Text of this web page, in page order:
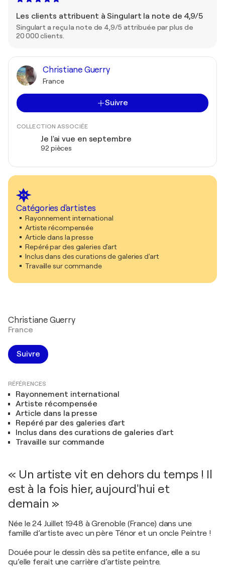
Les clients attribuent à Singulart la note de 4,9/5
Singulart a reçu la note de 4,9/5 attribuée par plus de
20 000 clients.
Christiane Guerry
France
Suivre
COLLECTION ASSOCIÉE
Je l'ai vue en septembre
92 pièces
Catégories d'artistes
Rayonnement international
Artiste récompensée
Article dans la presse
Repéré par des galeries d'art
Inclus dans des curations de galeries d'art
Travaille sur commande
Christiane Guerry
France
Suivre
RÉFÉRENCES
Rayonnement international
Artiste récompensée
Article dans la presse
Repéré par des galeries d'art
Inclus dans des curations de galeries d'art
Travaille sur commande
« Un artiste vit en dehors du temps ! Il
est à la fois hier, aujourd'hui et
demain »
Née le 24 Juillet 1948 à Grenoble (France) dans une
famille d’artiste avec un père Ténor et un oncle Peintre !
Douée pour le dessin dès sa petite enfance, elle a su
qu’elle ferait une carrière d’artiste peintre.